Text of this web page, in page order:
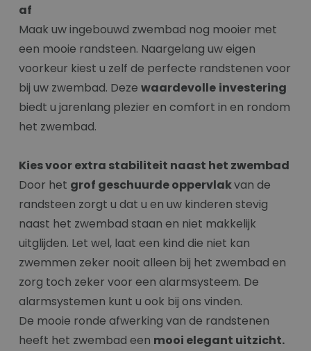
af
Maak uw ingebouwd zwembad nog mooier met
een mooie randsteen. Naargelang uw eigen
voorkeur kiest u zelf de perfecte randstenen voor
bij uw zwembad. Deze waardevolle investering
biedt u jarenlang plezier en comfort in en rondom
het zwembad.
Kies voor extra stabiliteit naast het zwembad
Door het grof geschuurde oppervlakvan de
randsteen zorgt u dat u en uw kinderen stevig
naast het zwembad staan en niet makkelijk
uitglijden. Let wel, laat een kind die niet kan
zwemmen zeker nooit alleen bij het zwembad en
zorg toch zeker voor een alarmsysteem. De
alarmsystemen kunt u ook bij ons vinden.
De mooie ronde afwerking van de randstenen
heeft het zwembad een mooi elegant uitzicht.